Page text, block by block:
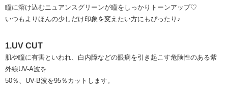
瞳に溶け込むニュアンスグリーンが瞳をしっかりトーンアップ♡
いつもよりほんの少しだけ印象を変えたい方にもぴったり♪
1.UV CUT
肌や瞳に有害といわれ、白内障などの眼病を引き起こす危険性のある紫
外線UV-A波を
50％、UV-B波を95％カットします。